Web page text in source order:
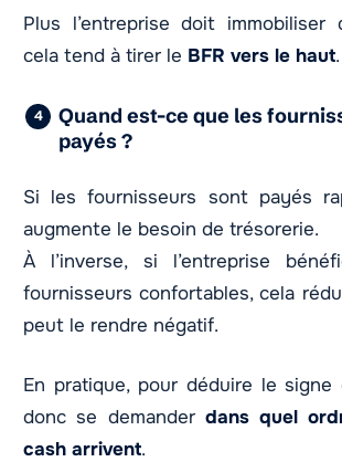
Plus l’entreprise doit immobiliser
cela tend à tirer le BFR vers le haut.
Quand est-ce que les
payés ?
Si les fournisseurs sont payés
augmente le besoin de trésorerie.
À l’inverse, si l’entreprise
fournisseurs confortables, cela
peut le rendre négatif.
En pratique, pour déduire le signe
donc se demander dans quel
cash arrivent.